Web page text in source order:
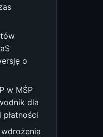
o
w MŚP
dla